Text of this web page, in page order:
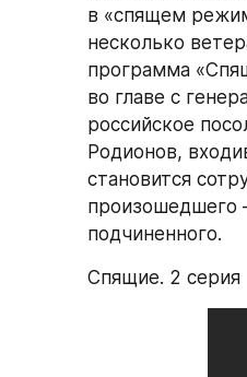
в «спящем
несколько
программа
во главе с
российское
Родионов,
становится
произошедшего
подчиненного.
Спящие. 2 серия